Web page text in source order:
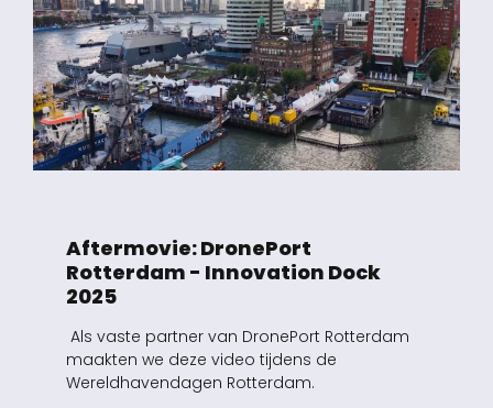
Aftermovie: DronePort
Rotterdam - Innovation Dock
2025
Als vaste partner van DronePort Rotterdam
maakten we deze video tijdens de
Wereldhavendagen Rotterdam.